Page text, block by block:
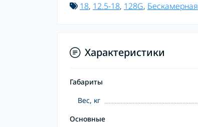
18, 12.5-18, 128G, Бескамерная
Характеристики
Габариты
Вес, кг
Основные